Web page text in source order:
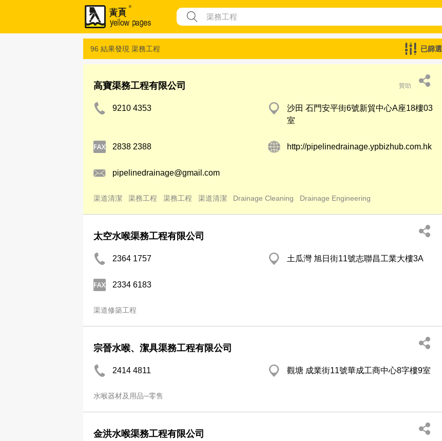
96 結果發現 渠務工程 已篩選
高寶渠務工程有限公司 贊助
9210 4353
沙田 石門安平街6號新貿中心A座18樓03
室
2838 2388 http://pipelinedrainage.ypbizhub.com.hk
pipelinedrainage@gmail.com
渠道清潔 渠務工程 渠務工程 渠道清潔 Drainage Cleaning Drainage Engineering
太空水喉渠務工程有限公司
2364 1757 土瓜灣 旭日街11號志聯昌工業大樓3A
2334 6183
渠道修築工程
宗晉水喉、潔具渠務工程有限公司
2414 4811 觀塘 成業街11號華成工商中心8字樓9室
水喉器材及用品─零售
金洪水喉渠務工程有限公司